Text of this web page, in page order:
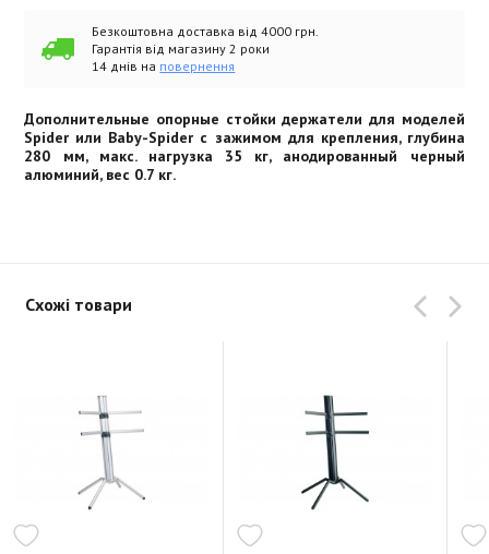
Безкоштовна доставка від 4000 грн.
Гарантія від магазину 2 роки
14 днів на повернення
Дополнительные опорные стойки держатели для моделей
Spider или Baby-Spider с зажимом для крепления, глубина
280 мм, макс. нагрузка 35 кг, анодированный черный
алюминий, вес 0.7 кг.
Схожі товари